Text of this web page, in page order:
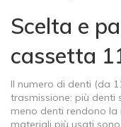
Scelta e
cassetta
Il numero di denti (da
trasmissione: più denti
meno denti rendono
materiali più usati